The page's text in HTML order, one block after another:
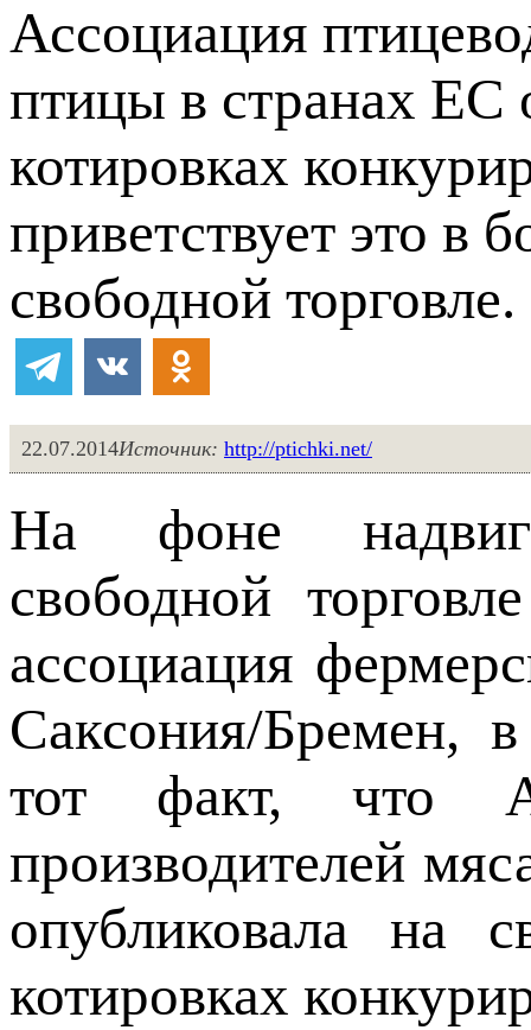
Ассоциация
птицы в странах ЕС
котировках
приветствует это в
свободной торговле.
22.07.2014Источник: http://ptichki.net/
На фоне
свободной
ассоциация
Саксония/Бремен,
тот факт, что
производителей
опубликовала на
котировках